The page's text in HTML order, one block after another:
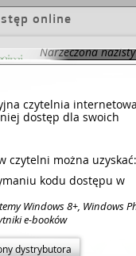
nie zapomnisz.” Magda
online
Narzeczona
Wysoczańska /
Narzeczona nazisty
Barbara / Filia :
czytelnia
dostęp dla swoich
czytelni można uzyskać:
kodu dostępu w
Windows 8+, Windows
e-booków
dystrybutora